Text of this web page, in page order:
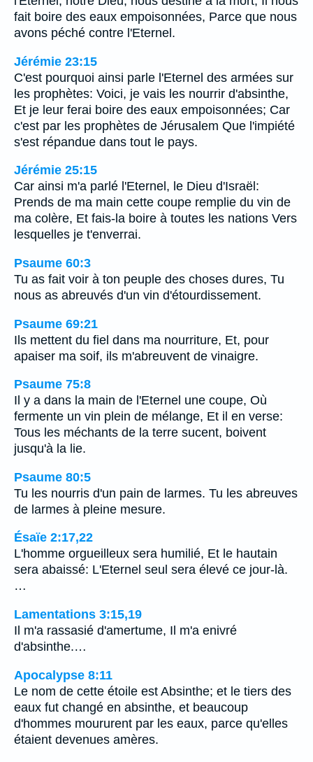
fait boire des eaux empoisonnées, Parce que nous
avons péché contre l'Eternel.
Jérémie 23:15
C'est pourquoi ainsi parle l'Eternel des armées sur
les prophètes: Voici, je vais les nourrir d'absinthe,
Et je leur ferai boire des eaux empoisonnées; Car
c'est par les prophètes de Jérusalem Que l'impiété
s'est répandue dans tout le pays.
Jérémie 25:15
Car ainsi m'a parlé l'Eternel, le Dieu d'Israël:
Prends de ma main cette coupe remplie du vin de
ma colère, Et fais-la boire à toutes les nations Vers
lesquelles je t'enverrai.
Psaume 60:3
Tu as fait voir à ton peuple des choses dures, Tu
nous as abreuvés d'un vin d'étourdissement.
Psaume 69:21
Ils mettent du fiel dans ma nourriture, Et, pour
apaiser ma soif, ils m'abreuvent de vinaigre.
Psaume 75:8
Il y a dans la main de l'Eternel une coupe, Où
fermente un vin plein de mélange, Et il en verse:
Tous les méchants de la terre sucent, boivent
jusqu'à la lie.
Psaume 80:5
Tu les nourris d'un pain de larmes. Tu les abreuves
de larmes à pleine mesure.
Ésaïe 2:17,22
L'homme orgueilleux sera humilié, Et le hautain
sera abaissé: L'Eternel seul sera élevé ce jour-là.
…
Lamentations 3:15,19
Il m'a rassasié d'amertume, Il m'a enivré
d'absinthe.…
Apocalypse 8:11
Le nom de cette étoile est Absinthe; et le tiers des
eaux fut changé en absinthe, et beaucoup
d'hommes moururent par les eaux, parce qu'elles
étaient devenues amères.